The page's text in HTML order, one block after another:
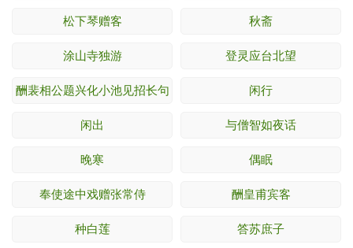
松下琴赠客 秋斋
涂山寺独游 登灵应台北望
酬裴相公题兴化小池见招长句 闲行
闲出 与僧智如夜话
晚寒 偶眠
奉使途中戏赠张常侍 酬皇甫宾客
种白莲 答苏庶子